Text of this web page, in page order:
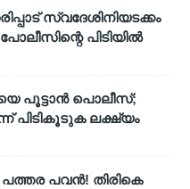
സ്വദേശിനിയടക്കം
പിടിയിൽ
പൂട്ടാന്‍ പൊലീസ്;
പിടികൂടുക ലക്ഷ്യം
പത്തര പവൻ! തിരികെ